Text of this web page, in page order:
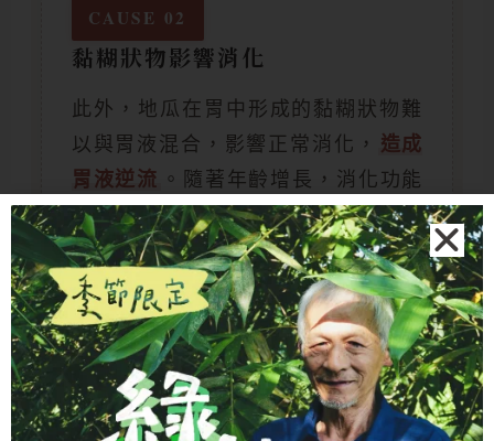
CAUSE 02
黏糊狀物影響消化
此外，地瓜在胃中形成的黏糊狀物難
以與胃液混合，影響正常消化，
造成
胃液逆流 。隨著年齡增長，消化功能
退化，這種情況可能更加嚴重。